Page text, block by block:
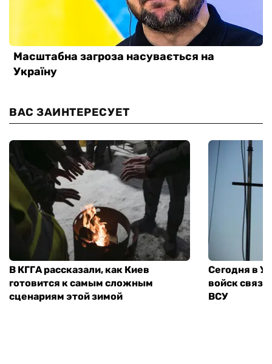
ВАС ЗАИНТЕРЕСУЕТ
В КГГА рассказали, как Киев
готовится к самым сложным
сценариям этой зимой
Сегодня в
войск
ВСУ